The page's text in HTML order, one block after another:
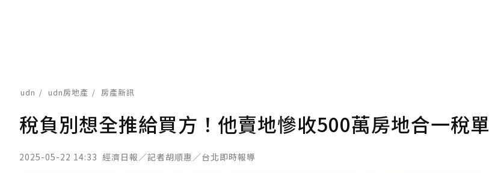
udn udn房地產 房產新訊
稅負別想全推給買方！他賣地慘收500萬房地合一稅單
2025-05-22 14:33 經濟日報／記者胡順惠／台北即時報導